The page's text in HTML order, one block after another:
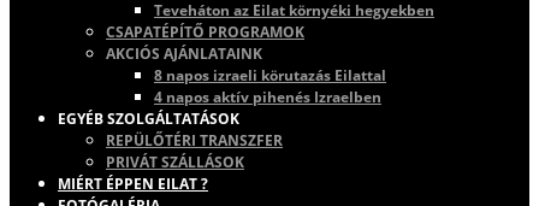
Teveháton az Eilat környéki hegyekben
CSAPATÉPÍTŐ PROGRAMOK
AKCIÓS AJÁNLATAINK
8 napos izraeli körutazás Eilattal
4 napos aktív pihenés Izraelben
EGYÉB SZOLGÁLTATÁSOK
REPÜLŐTÉRI TRANSZFER
PRIVÁT SZÁLLÁSOK
MIÉRT ÉPPEN EILAT ?